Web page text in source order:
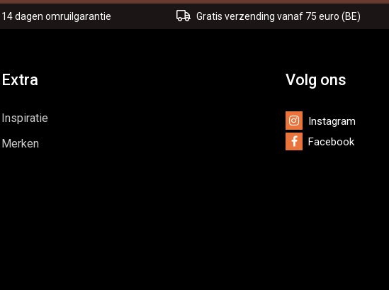
14 dagen omruilgarantie Gratis verzending vanaf 75 euro (BE)
Extra
Inspiratie
Merken
Volg ons
Instagram
Facebook